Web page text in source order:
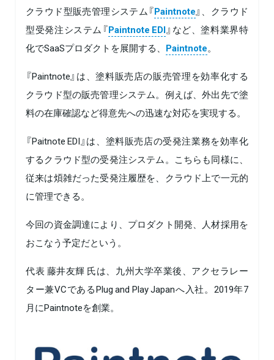
クラウド型販売管理システム『Paintnote』、クラウド
型受発注システム『Paintnote EDI』など、塗料業界特
化でSaaSプロダクトを展開する、 Paintnote。
『Paintnote』は、塗料販売店の販売管理を効率化する
クラウド型の販売管理システム。例えば、外出先で塗
料の在庫確認など得意先への迅速な対応を実現する。
『Paitnote EDI』は、塗料販売店の受発注業務を効率化
するクラウド型の受発注システム。こちらも同様に、
従来は煩雑だった受発注履歴を、クラウド上で一元的
に管理できる。
今回の資金調達により、プロダクト開発、人材採用を
おこなう予定だという。
代表 藤井友輝 氏は、九州大学卒業後、アクセラレー
ター兼VCであるPlug and Play Japanへ入社。2019年7
月にPaintnoteを創業。